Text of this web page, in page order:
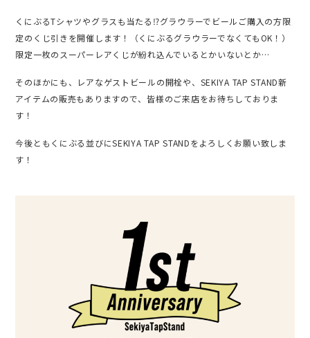
くにぶるTシャツやグラスも当たる⁉グラウラーでビールご購入の方限
定のくじ引きを開催します！（くにぶるグラウラーでなくてもOK！）
限定一枚のスーパーレアくじが紛れ込んでいるとかいないとか…
そのほかにも、レアなゲストビールの開栓や、SEKIYA TAP STAND新
アイテムの販売もありますので、皆様のご来店をお待ちしておりま
す！
今後ともくにぶる並びにSEKIYA TAP STANDをよろしくお願い致しま
す！